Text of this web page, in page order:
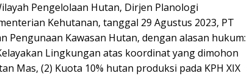
Pengelolaan Hutan, Dirjen Planologi
Kehutanan, tanggal 29 Agustus 2023, PT
Pengunaan Kawasan Hutan, dengan alasan hukum:
Lingkungan atas koordinat yang dimohon
Mas, (2) Kuota 10% hutan produksi pada KPH XIX